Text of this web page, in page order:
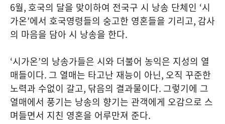
6월, 호국의 달을 맞이하여 전국구 시 낭송 단체인 ‘시
가온’에서 호국영령들의 숭고한 영혼들을 기리고, 감사
의 마음을 담아 시 낭송을 한다.
‘시가온’의 낭송가들은 시와 더불어 농익은 지성의 열
매들이다. 그 열매는 타고난 재능이 아닌, 오직 꾸준한
노력과 수없이 갈고, 닦음의 결과물이다. 그렇기에 그
열매에서 풍기는 낭송의 향기는 관객에게 오감으로 스
며들면서 지친 영혼을 어루만져 준다.